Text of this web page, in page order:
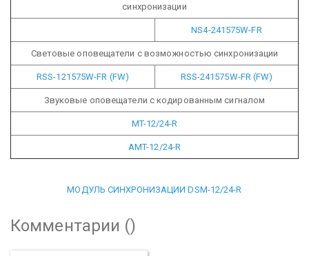
синхронизации
NS4-241575W-FR
Световые оповещатели с возможностью синхронизации
RSS-121575W-FR (FW) RSS-241575W-FR (FW)
Звуковые оповещатели с кодированным сигналом
MT-12/24-R
АMT-12/24-R
МОДУЛЬ СИНХРОНИЗАЦИИ DSM-12/24-R
Комментарии ()